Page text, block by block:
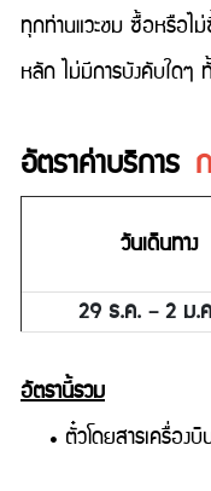
ทุกท่านแวะชม ซื้อหรือไ
หลัก ไม่มีการบังคับใดๆ
อัตราค่าบริการ
วันเดินทาง
29 ธ.ค. – 2 ม.
อัตรานี้รวม
• ตั๋วโดยสารเครื่อง